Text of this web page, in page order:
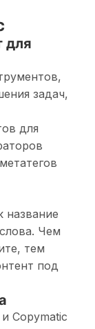
для
задач,
для
название
Чем
тем
под
Copymatic